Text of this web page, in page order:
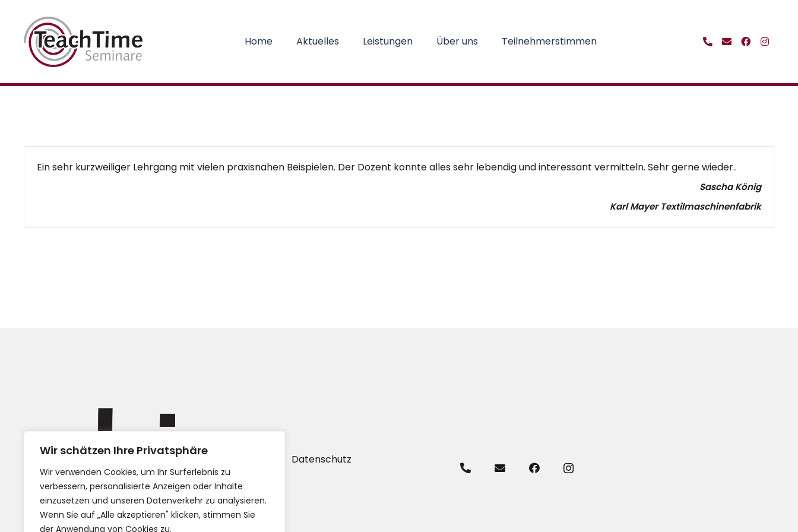
Wir schätzen Ihre Privatsphäre
Wir verwenden Cookies, um Ihr Surferlebnis zu
verbessern, personalisierte Anzeigen oder Inhalte
einzusetzen und unseren Datenverkehr zu analysieren.
Wenn Sie auf „Alle akzeptieren" klicken, stimmen Sie
der Anwendung von Cookies zu.
Home Aktuelles Leistungen Über uns Teilnehmerstimmen
Ein sehr kurzweiliger Lehrgang mit vielen praxisnahen Beispielen. Der Dozent konnte alles sehr lebendig und interessant vermitteln. Sehr gerne wieder..
Sascha König
Karl Mayer Textilmaschinenfabrik
Datenschutz
AGB